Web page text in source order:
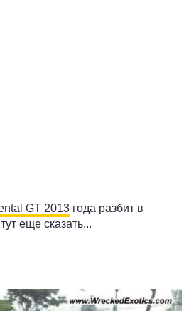
GT 2013 года разбит в
еще сказать...